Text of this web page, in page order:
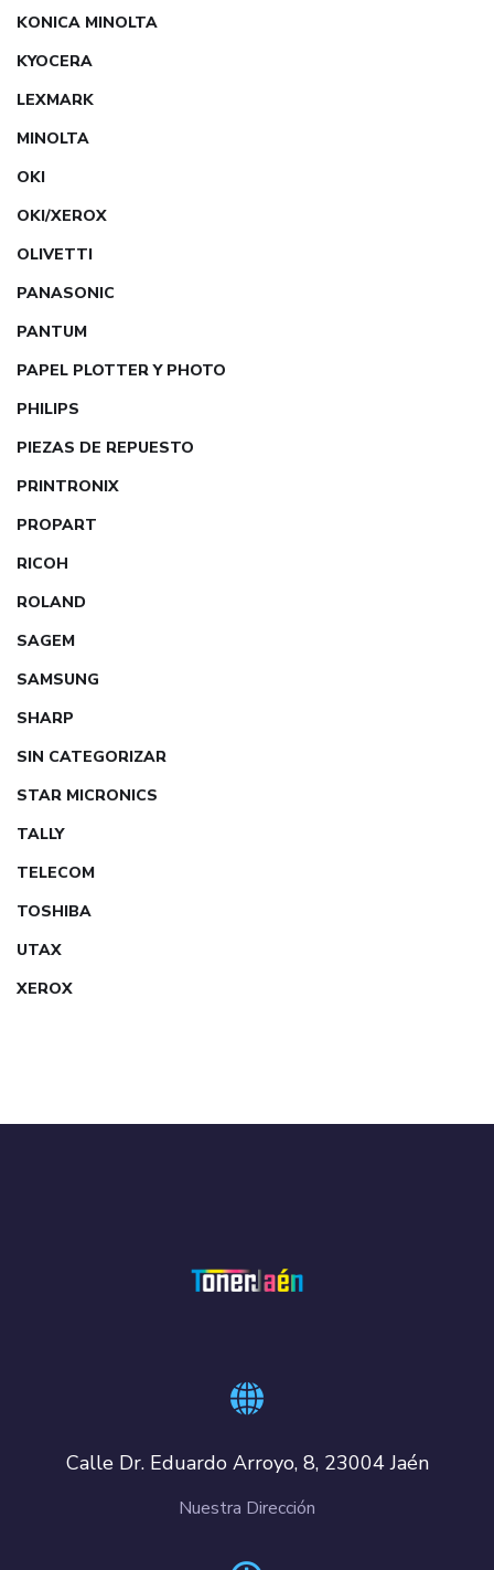
KONICA MINOLTA
KYOCERA
LEXMARK
MINOLTA
OKI
OKI/XEROX
OLIVETTI
PANASONIC
PANTUM
PAPEL PLOTTER Y PHOTO
PHILIPS
PIEZAS DE REPUESTO
PRINTRONIX
PROPART
RICOH
ROLAND
SAGEM
SAMSUNG
SHARP
SIN CATEGORIZAR
STAR MICRONICS
TALLY
TELECOM
TOSHIBA
UTAX
XEROX
Calle Dr. Eduardo Arroyo, 8, 23004 Jaén
Nuestra Dirección